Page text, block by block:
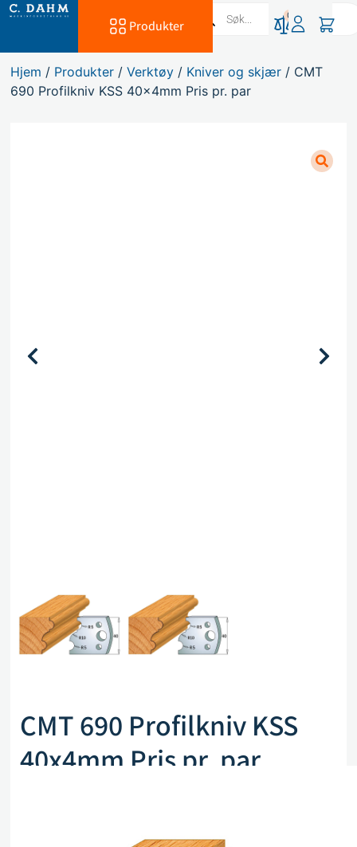
Produkter
0
Hjem / Produkter /Verktøy / Kniver og skjær / CMT
690 Profilkniv KSS 40x4mm Pris pr. par
CMT 690 Profilkniv KSS
40x4mm Pris pr. par